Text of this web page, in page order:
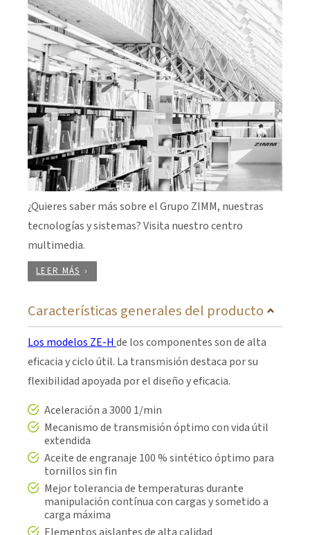
¿Quieres saber más sobre el Grupo ZIMM, nuestras
tecnologías y sistemas? Visita nuestro centro
multimedia.
LEER MÁS
Características generales del producto
Los modelos ZE-H de los componentes son de alta
eficacia y ciclo útil. La transmisión destaca por su
flexibilidad apoyada por el diseño y eficacia.
Aceleración a 3000 1/min
Mecanismo de transmisión óptimo con vida útil
extendida
Aceite de engranaje 100 % sintético óptimo para
tornillos sin fin
Mejor tolerancia de temperaturas durante
manipulación contínua con cargas y sometido a
carga máxima